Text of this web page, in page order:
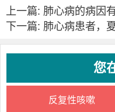
上一篇: 肺心病的病因
下一篇: 肺心病患者，
您
反复性咳嗽